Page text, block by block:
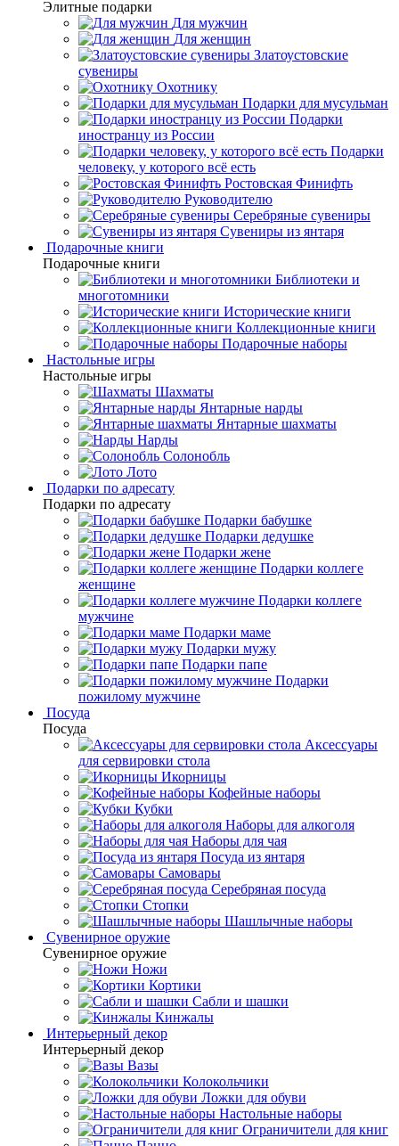
Элитные подарки
Для мужчин
Для женщин
Златоустовские
сувениры
Охотнику
Подарки для мусульман
Подарки
иностранцу из России
Подарки
человеку, у которого всё есть
Ростовская Финифть
Руководителю
Серебряные сувениры
Сувениры из янтаря
Подарочные книги
Подарочные книги
Библиотеки и
многотомники
Исторические книги
Коллекционные книги
Подарочные наборы
Настольные игры
Настольные игры
Шахматы
Янтарные нарды
Янтарные шахматы
Нарды
Солонобль
Лото
Подарки по адресату
Подарки по адресату
Подарки бабушке
Подарки дедушке
Подарки жене
Подарки коллеге
женщине
Подарки коллеге
мужчине
Подарки маме
Подарки мужу
Подарки папе
Подарки
пожилому мужчине
Посуда
Посуда
Аксессуары
для сервировки стола
Икорницы
Кофейные наборы
Кубки
Наборы для алкоголя
Наборы для чая
Посуда из янтаря
Самовары
Серебряная посуда
Стопки
Шашлычные наборы
Сувенирное оружие
Сувенирное оружие
Ножи
Кортики
Сабли и шашки
Кинжалы
Интерьерный декор
Интерьерный декор
Вазы
Колокольчики
Ложки для обуви
Настольные наборы
Ограничители для книг